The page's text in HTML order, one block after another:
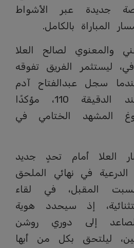
جديدة عبر الأشواط
المباراة بالكامل.
والمعنوي لصالح العلا
ليستثمر الفريق تفوقه
سجل عبدالفتاح آدم
هدف الحسم عند الدقيقة 110، مؤكدًا
المشهد الختامي في
العلا أمام تحدٍ جديد
في نهائي الملحق
المقبل، في لقاء
إذ سيحدد هوية
إلى دوري روشن
ليلتحق بكل من أبها